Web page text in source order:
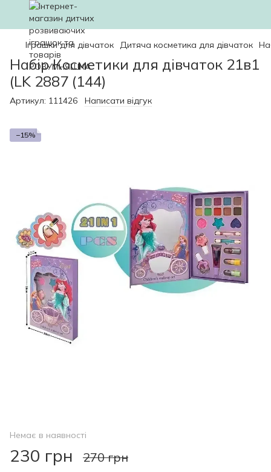
Іграшки для дівчаток Дитяча косметика для дівчаток
Набір Косметики для дівчаток 21в1
(LK 2887 (144)
Артикул: 111426 Написати відгук
−15%
Немає в наявності
230 грн 270 грн